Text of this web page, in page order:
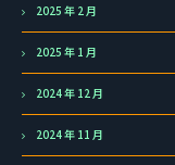
2025 年 2 月
2025 年 1 月
2024 年 12 月
2024 年 11 月